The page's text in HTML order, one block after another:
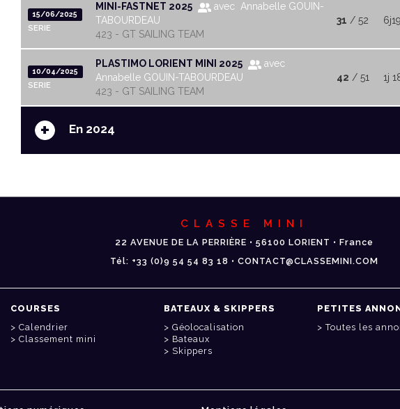
15/06/2025
SERIE
MINI-FASTNET 2025
avec Annabelle GOUIN-
TABOURDEAU
423 - GT SAILING TEAM
31 / 52
10/04/2025
SERIE
PLASTIMO LORIENT MINI 2025
avec
Annabelle GOUIN-TABOURDEAU
423 - GT SAILING TEAM
42 / 51 1j
+ En 2024
CLASSE MINI
22 AVENUE DE LA PERRIÈRE • 56100 LORIENT • France
Tél: +33 (0)9 54 54 83 18 • CONTACT@CLASSEMINI.COM
COURSES
Calendrier
Classement mini
BATEAUX & SKIPPERS
Géolocalisation
Bateaux
Skippers
PETITES
Toutes les